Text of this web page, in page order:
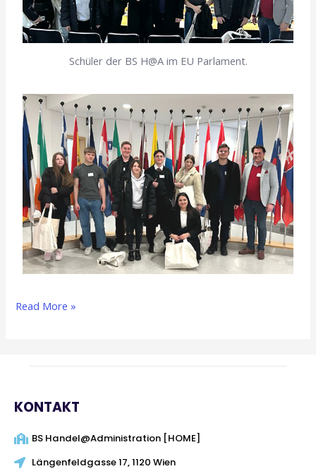
Schüler der BS H@A im EU Parlament.
Read More »
KONTAKT
BS Handel@Administration [HOME]
Längenfeldgasse 17, 1120 Wien